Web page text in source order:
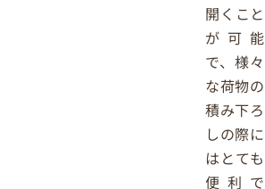
開くこと
が可能
で、様々
な荷物の
積み下ろ
しの際に
はとても
便利で